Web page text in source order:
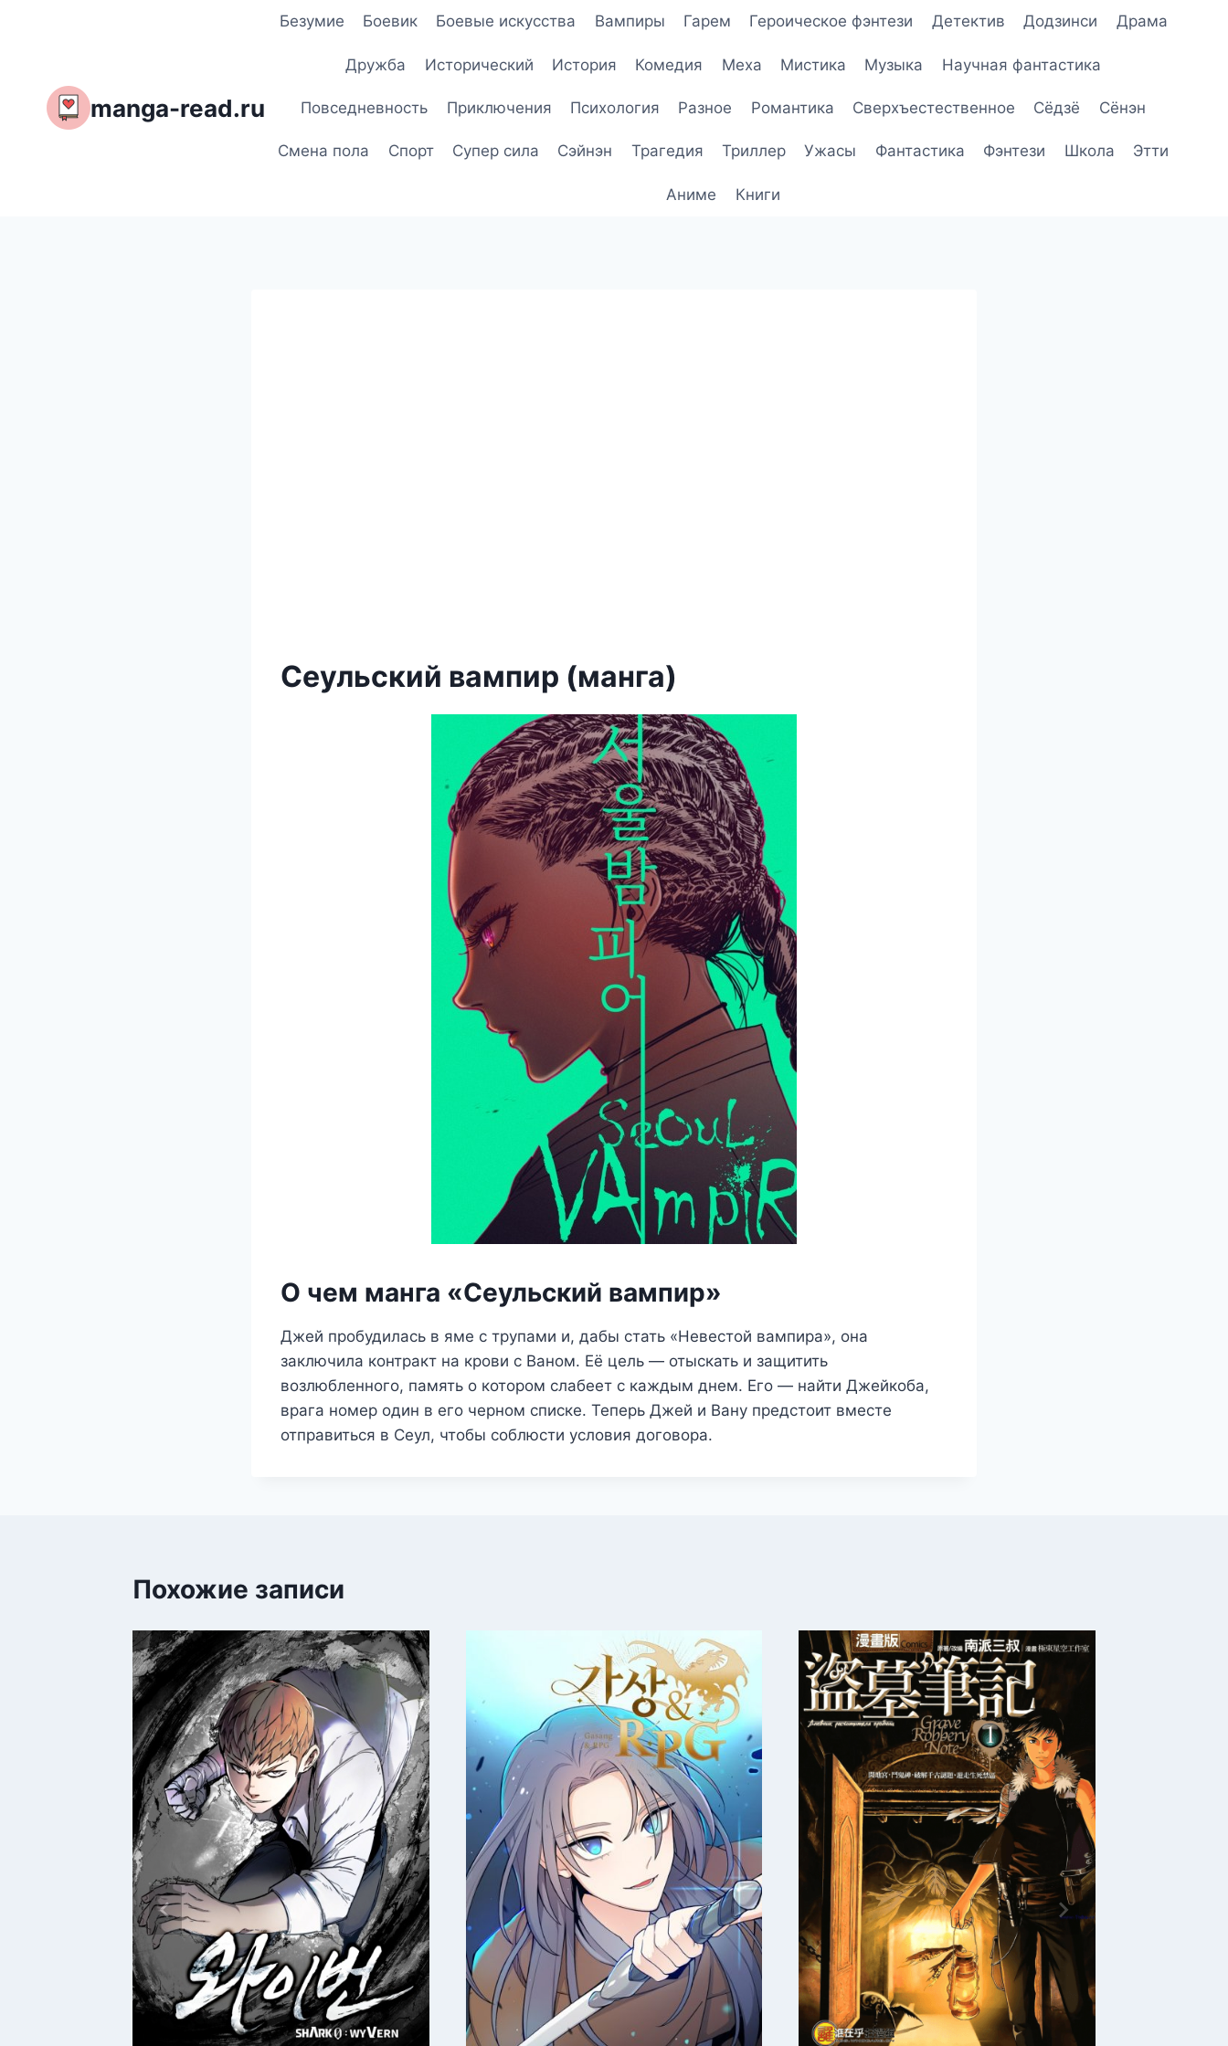
manga-read.ru
Безумие Боевик Боевые искусства Вампиры Гарем Героическое фэнтези Детектив Додзинси Драма
Дружба Исторический История Комедия Меха Мистика Музыка Научная фантастика
Повседневность Приключения Психология Разное Романтика Сверхъестественное Сёдзё Сёнэн
Смена пола Спорт Супер сила Сэйнэн Трагедия Триллер Ужасы Фантастика Фэнтези Школа Этти
Аниме Книги
Сеульский вампир (манга)
О чем манга «Сеульский вампир»
Джей пробудилась в яме с трупами и, дабы стать «Невестой вампира», она
заключила контракт на крови с Ваном. Её цель — отыскать и защитить
возлюбленного, память о котором слабеет с каждым днем. Его — найти Джейкоба,
врага номер один в его черном списке. Теперь Джей и Вану предстоит вместе
отправиться в Сеул, чтобы соблюсти условия договора.
Похожие записи